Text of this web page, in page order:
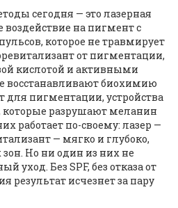
сегодня — это лазерная
воздействие на пигмент с
которое не травмирует
от пигментации,
кислотой и активными
восстанавливают биохимию
для пигментации, устройства
которые разрушают меланин
работает по-своему: лазер —
— мягко и глубоко,
Но ни один из них не
уход. Без SPF, без отказа от
результат исчезнет за пару